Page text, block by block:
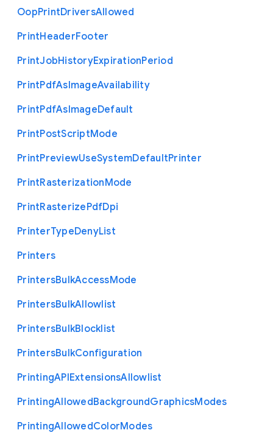
OopPrintDriversAllowed
PrintHeaderFooter
PrintJobHistoryExpirationPeriod
PrintPdfAsImageAvailability
PrintPdfAsImageDefault
PrintPostScriptMode
PrintPreviewUseSystemDefaultPrinter
PrintRasterizationMode
PrintRasterizePdfDpi
PrinterTypeDenyList
Printers
PrintersBulkAccessMode
PrintersBulkAllowlist
PrintersBulkBlocklist
PrintersBulkConfiguration
PrintingAPIExtensionsAllowlist
PrintingAllowedBackgroundGraphicsModes
PrintingAllowedColorModes